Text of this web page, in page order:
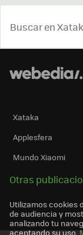
Xataka
Applesfera
Mundo Xiaomi
Otras
Utilizamos cookies
de audiencia y
analizando tu
aceptando su uso.